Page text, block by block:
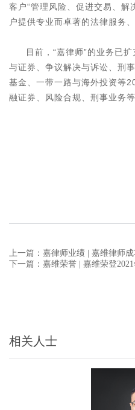
客户“管理风险、促进交易、解
户提供专业而卓著的法律服务
目前，“嘉律师”的业务已
与证券、争议解决与诉讼、刑
基金、一带一路与海外投资等
融证券、风险合规、刑事业务
相关人士